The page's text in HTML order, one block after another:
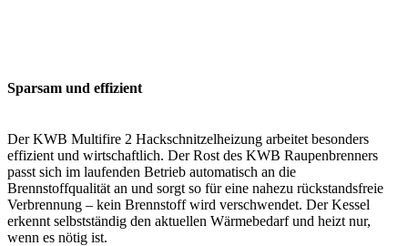
Sparsam und effizient
Der KWB Multifire 2 Hackschnitzelheizung arbeitet besonders
effizient und wirtschaftlich. Der Rost des KWB Raupenbrenners
passt sich im laufenden Betrieb automatisch an die
Brennstoffqualität an und sorgt so für eine nahezu rückstandsfreie
Verbrennung – kein Brennstoff wird verschwendet. Der Kessel
erkennt selbstständig den aktuellen Wärmebedarf und heizt nur,
wenn es nötig ist.